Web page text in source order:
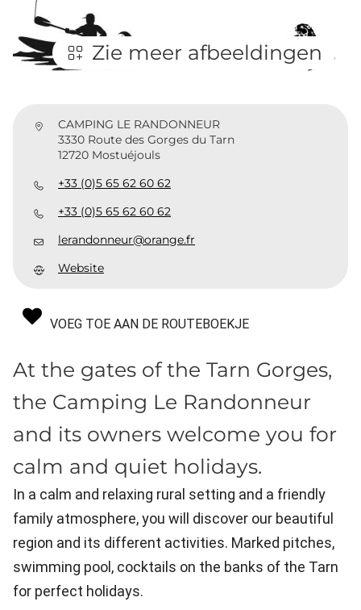
Zie meer afbeeldingen
CAMPING LE RANDONNEUR
3330 Route des Gorges du Tarn
12720 Mostuéjouls
+33 (0)5 65 62 60 62
+33 (0)5 65 62 60 62
lerandonneur@orange.fr
Website
VOEG TOE AAN DE ROUTEBOEKJE
At the gates of the Tarn Gorges,
the Camping Le Randonneur
and its owners welcome you for
calm and quiet holidays.
In a calm and relaxing rural setting and a friendly
family atmosphere, you will discover our beautiful
region and its different activities. Marked pitches,
swimming pool, cocktails on the banks of the Tarn
for perfect holidays.